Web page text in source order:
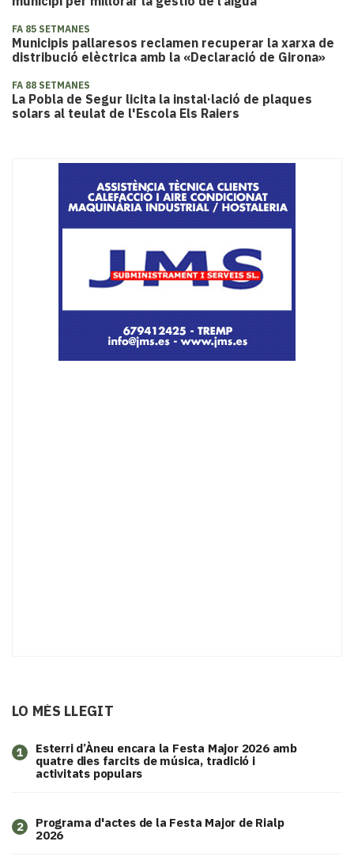
FA 85 SETMANES
Municipis pallaresos reclamen recuperar la xarxa de
distribució elèctrica amb la «Declaració de Girona»
FA 88 SETMANES
La Pobla de Segur licita la instal·lació de plaques
solars al teulat de l'Escola Els Raiers
LO MÉS LLEGIT
1
Esterri d’Àneu encara la Festa Major 2026 amb
quatre dies farcits de música, tradició i
activitats populars
2
Programa d'actes de la Festa Major de Rialp
2026